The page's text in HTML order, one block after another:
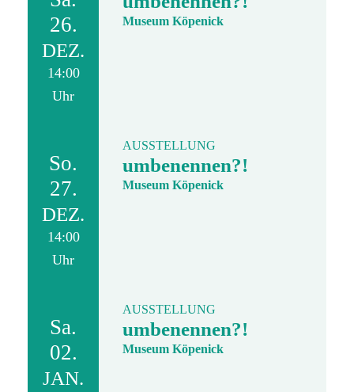
26.
DEZ.
14:00
Uhr
Museum Köpenick
So.
27.
DEZ.
14:00
Uhr
AUSSTELLUNG
umbenennen?!
Museum Köpenick
Sa.
02.
JAN.
AUSSTELLUNG
umbenennen?!
Museum Köpenick